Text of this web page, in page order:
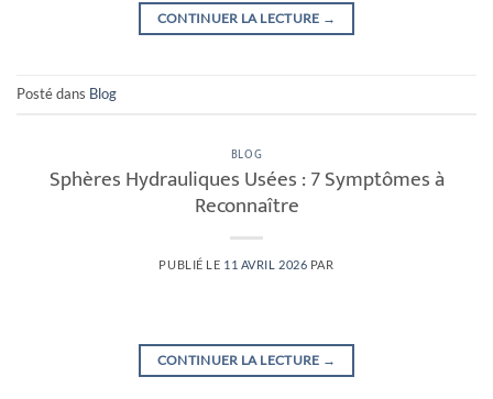
CONTINUER LA LECTURE →
Posté dans Blog
BLOG
Sphères Hydrauliques Usées : 7 Symptômes à
Reconnaître
PUBLIÉ LE 11 AVRIL 2026 PAR
CONTINUER LA LECTURE →